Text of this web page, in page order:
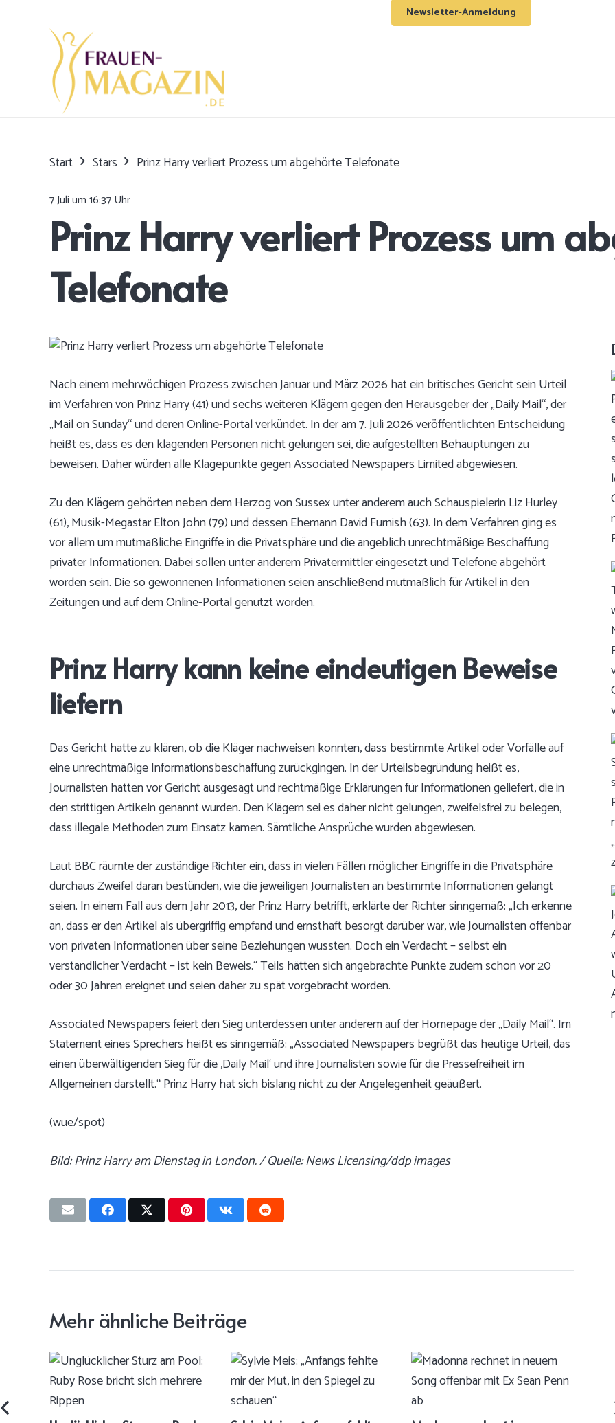
Newsletter-Anmeldung
Start Stars Prinz Harry verliert Prozess um abgehörte Telefonate
7 Juli um 16:37 Uhr
Prinz Harry verliert Prozess um
Telefonate
Nach einem mehrwöchigen Prozess zwischen Januar und März 2026 hat ein britisches Gericht sein Urteil
im Verfahren von Prinz Harry (41) und sechs weiteren Klägern gegen den Herausgeber der „Daily Mail“, der
„Mail on Sunday“ und deren Online-Portal verkündet. In der am 7. Juli 2026 veröffentlichten Entscheidung
heißt es, dass es den klagenden Personen nicht gelungen sei, die aufgestellten Behauptungen zu
beweisen. Daher würden alle Klagepunkte gegen Associated Newspapers Limited abgewiesen.
Zu den Klägern gehörten neben dem Herzog von Sussex unter anderem auch Schauspielerin Liz Hurley
(61), Musik-Megastar Elton John (79) und dessen Ehemann David Furnish (63). In dem Verfahren ging es
vor allem um mutmaßliche Eingriffe in die Privatsphäre und die angeblich unrechtmäßige Beschaffung
privater Informationen. Dabei sollen unter anderem Privatermittler eingesetzt und Telefone abgehört
worden sein. Die so gewonnenen Informationen seien anschließend mutmaßlich für Artikel in den
Zeitungen und auf dem Online-Portal genutzt worden.
Prinz Harry kann keine eindeutigen Beweise
liefern
Das Gericht hatte zu klären, ob die Kläger nachweisen konnten, dass bestimmte Artikel oder Vorfälle auf
eine unrechtmäßige Informationsbeschaffung zurückgingen. In der Urteilsbegründung heißt es,
Journalisten hätten vor Gericht ausgesagt und rechtmäßige Erklärungen für Informationen geliefert, die in
den strittigen Artikeln genannt wurden. Den Klägern sei es daher nicht gelungen, zweifelsfrei zu belegen,
dass illegale Methoden zum Einsatz kamen. Sämtliche Ansprüche wurden abgewiesen.
Laut BBC räumte der zuständige Richter ein, dass in vielen Fällen möglicher Eingriffe in die Privatsphäre
durchaus Zweifel daran bestünden, wie die jeweiligen Journalisten an bestimmte Informationen gelangt
seien. In einem Fall aus dem Jahr 2013, der Prinz Harry betrifft, erklärte der Richter sinngemäß: „Ich erkenne
an, dass er den Artikel als übergriffig empfand und ernsthaft besorgt darüber war, wie Journalisten offenbar
von privaten Informationen über seine Beziehungen wussten. Doch ein Verdacht – selbst ein
verständlicher Verdacht – ist kein Beweis.“ Teils hätten sich angebrachte Punkte zudem schon vor 20
oder 30 Jahren ereignet und seien daher zu spät vorgebracht worden.
Associated Newspapers feiert den Sieg unterdessen unter anderem auf der Homepage der „Daily Mail“. Im
Statement eines Sprechers heißt es sinngemäß: „Associated Newspapers begrüßt das heutige Urteil, das
einen überwältigenden Sieg für die ‚Daily Mail‘ und ihre Journalisten sowie für die Pressefreiheit im
Allgemeinen darstellt.“ Prinz Harry hat sich bislang nicht zu der Angelegenheit geäußert.
(wue/spot)
Bild: Prinz Harry am Dienstag in London. / Quelle: News Licensing/ddp images
Mehr ähnliche Beiträge